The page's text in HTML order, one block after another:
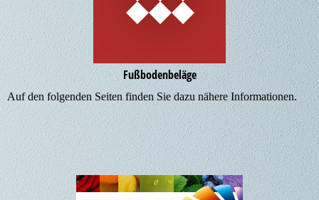
Fußboden­beläge
Auf den folgenden Seiten finden Sie dazu nähere Informationen.